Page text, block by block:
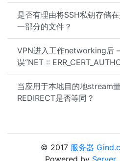
是否有理由将SSH私钥存储
一部分的文件？
VPN进入工作networking后
误“NET ::
当应用于本地目的地stream
REDIRECT是否等同？
© 2017 服务器
Powered by Server